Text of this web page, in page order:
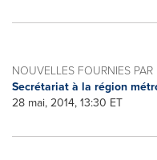
NOUVELLES FOURNIES PAR
Secrétariat à la région
28 mai, 2014, 13:30 ET